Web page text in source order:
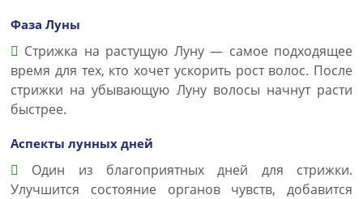
Фаза Луны
Стрижка на растущую Луну — самое подходящее
время для тех, кто хочет ускорить рост волос. После
стрижки на убывающую Луну волосы начнут расти
быстрее.
Аспекты лунных дней
Один из благоприятных дней для стрижки.
Улучшится состояние органов чувств, добавится